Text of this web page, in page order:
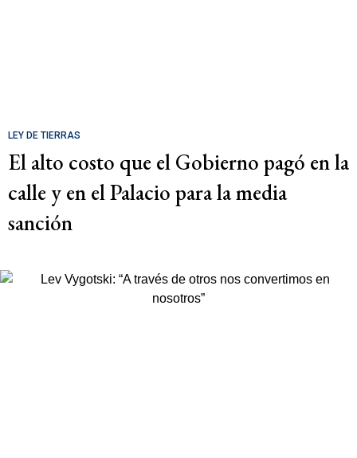
LEY DE TIERRAS
El alto costo que el Gobierno pagó en la
calle y en el Palacio para la media
sanción